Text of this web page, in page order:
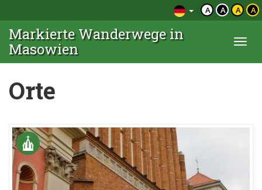
A A A A
Markierte Wanderwege in
Masowien
Orte